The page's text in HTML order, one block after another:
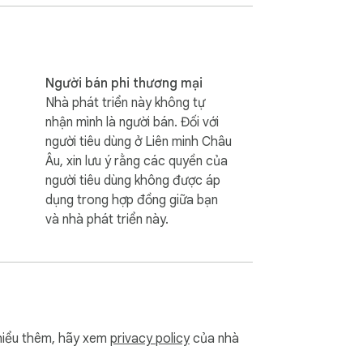
tra email và đánh giá khả năng gửi đi
email trở nên dễ dàng. Kiểm tra chi tiết
sẻ trong không gian mạng. Với kiểm tra
Người bán phi thương mại
Nhà phát triển này không tự
nhận mình là người bán. Đối với
người tiêu dùng ở Liên minh Châu
Âu, xin lưu ý rằng các quyền của
người tiêu dùng không được áp
dụng trong hợp đồng giữa bạn
và nhà phát triển này.
thêm, hãy xem privacy policycủa nhà